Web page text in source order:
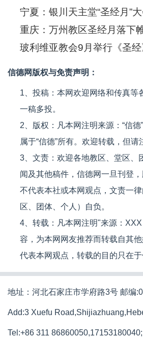
宁夏：银川天主堂“圣经月”
重庆：万州教区圣经月落下
玻利维亚教会9月举行《圣经
信德网版权与免责声明：
1、投稿：本网欢迎网络和传真等
一稿多投。
2、版权：凡本网注明来源：“信
属于“信德”所有。欢迎转载，但请
3、文责：欢迎各地教区、堂区、
闻及其他稿件，信德网一旦刊登
不代表本社或本网观点，文责一
区、团体、个人）自负。
4、转载：凡本网注明"来源：XXX
容，为本网网友推荐而转载自其
代表本网观点，转载的目的只在于
地址：河北石家庄市学府路3号 邮编
Add:3 Xuefu
Tel:+86 311 86860050,17153180040;